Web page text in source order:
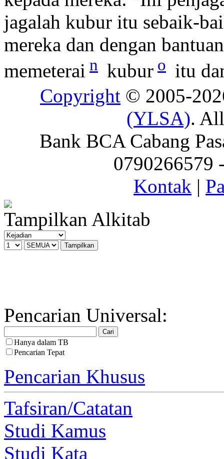
jagalah kubur itu sebaik-
mereka dan dengan
memeterai n kubur o itu
Copyright © 2005-
(YLSA).
Bank BCA Cabang
0790266579
Kontak |
Tampilkan Alkitab
Pencarian Universal:
Hanya dalam TB
Pencarian Tepat
Pencarian Khusus
Tafsiran/Catatan
Studi Kamus
Studi Kata